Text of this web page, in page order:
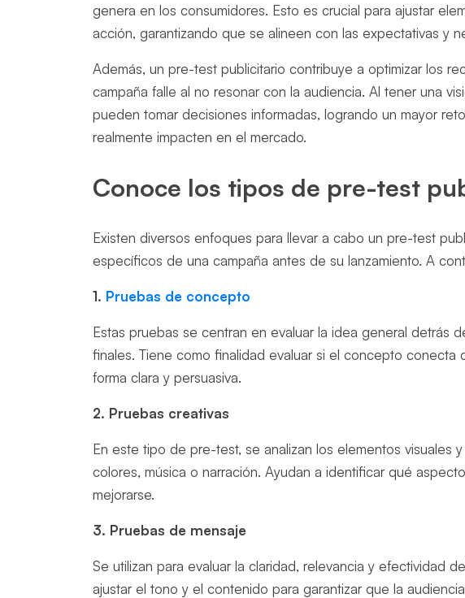
genera en los consumidores. Esto es crucial para ajustar
acción, garantizando que se alineen con las expectativas y
Además, un pre-test publicitario contribuye a optimizar los
campaña falle al no resonar con la audiencia. Al tener una
pueden tomar decisiones informadas, logrando un mayor
realmente impacten en el mercado.
Conoce los tipos de pre-test
Existen diversos enfoques para llevar a cabo un pre-test
específicos de una campaña antes de su lanzamiento. A
1. Pruebas de concepto
Estas pruebas se centran en evaluar la idea general detrás
finales. Tiene como finalidad evaluar si el concepto conecta
forma clara y persuasiva.
2. Pruebas creativas
En este tipo de pre-test, se analizan los elementos visuales
colores, música o narración. Ayudan a identificar qué
mejorarse.
3. Pruebas de mensaje
Se utilizan para evaluar la claridad, relevancia y efectividad
ajustar el tono y el contenido para garantizar que la